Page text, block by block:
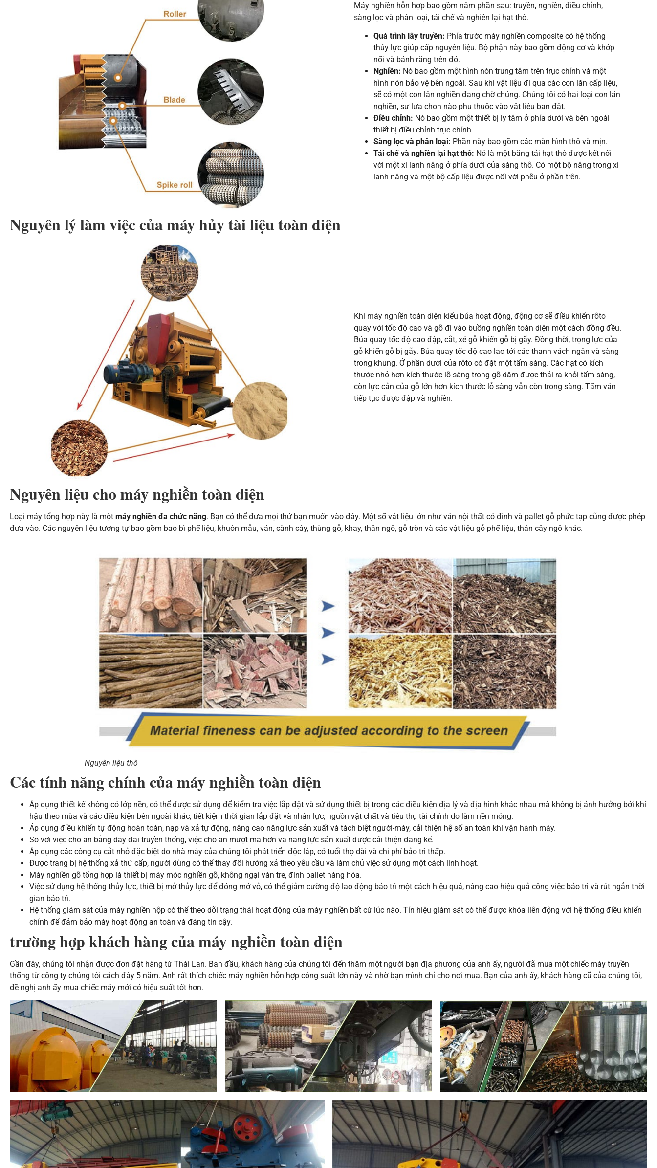
Máy nghiền hỗn hợp bao gồm năm phần sau: truyền, nghiền, điều chỉnh,
sàng lọc và phân loại, tái chế và nghiền lại hạt thô.
Quá trình lây truyền: Phía trước máy nghiền composite có hệ thống
thủy lực giúp cấp nguyên liệu. Bộ phận này bao gồm động cơ và khớp
nối và bánh răng trên đó.
Nghiền: Nó bao gồm một hình nón trung tâm trên trục chính và một
hình nón bảo vệ bên ngoài. Sau khi vật liệu đi qua các con lăn cấp liệu,
sẽ có một con lăn nghiền đang chờ chúng. Chúng tôi có hai loại con lăn
nghiền, sự lựa chọn nào phụ thuộc vào vật liệu bạn đặt.
Điều chỉnh: Nó bao gồm một thiết bị ly tâm ở phía dưới và bên ngoài
thiết bị điều chỉnh trục chính.
Sàng lọc và phân loại: Phần này bao gồm các màn hình thô và mịn.
Tái chế và nghiền lại hạt thô: Nó là một băng tải hạt thô được kết nối
với một xi lanh nâng ở phía dưới của sàng thô. Có một bộ nâng trong xi
lanh nâng và một bộ cấp liệu được nối với phễu ở phần trên.
Nguyên lý làm việc của máy hủy tài liệu toàn diện
Khi máy nghiền toàn diện kiểu búa hoạt động, động cơ sẽ điều khiển rôto
quay với tốc độ cao và gỗ đi vào buồng nghiền toàn diện một cách đồng đều.
Búa quay tốc độ cao đập, cắt, xé gỗ khiến gỗ bị gãy. Đồng thời, trọng lực của
gỗ khiến gỗ bị gãy. Búa quay tốc độ cao lao tới các thanh vách ngăn và sàng
trong khung. Ở phần dưới của rôto có đặt một tấm sàng. Các hạt có kích
thước nhỏ hơn kích thước lỗ sàng trong gỗ dăm được thải ra khỏi tấm sàng,
còn lực cản của gỗ lớn hơn kích thước lỗ sàng vẫn còn trong sàng. Tấm ván
tiếp tục được đập và nghiền.
Nguyên liệu cho máy nghiền toàn diện
Loại máy tổng hợp này là một máy nghiền đa chức năng. Bạn có thể đưa mọi thứ bạn muốn vào đây. Một số vật liệu lớn như ván nội thất có đinh và pallet gỗ phức tạp cũng được phép
đưa vào. Các nguyên liệu tương tự bao gồm bao bì phế liệu, khuôn mẫu, ván, cành cây, thùng gỗ, khay, thân ngô, gỗ tròn và các vật liệu gỗ phế liệu, thân cây ngô khác.
Nguyên liệu thô
Các tính năng chính của máy nghiền toàn diện
Áp dụng thiết kế không có lớp nền, có thể được sử dụng để kiểm tra việc lắp đặt và sử dụng thiết bị trong các điều kiện địa lý và địa hình khác nhau mà không bị ảnh hưởng bởi khí
hậu theo mùa và các điều kiện bên ngoài khác, tiết kiệm thời gian lắp đặt và nhân lực, nguồn vật chất và tiêu thụ tài chính do làm nền móng.
Áp dụng điều khiển tự động hoàn toàn, nạp và xả tự động, nâng cao năng lực sản xuất và tách biệt người-máy, cải thiện hệ số an toàn khi vận hành máy.
So với việc cho ăn bằng dây đai truyền thống, việc cho ăn mượt mà hơn và năng lực sản xuất được cải thiện đáng kể.
Áp dụng các công cụ cắt nhỏ đặc biệt do nhà máy của chúng tôi phát triển độc lập, có tuổi thọ dài và chi phí bảo trì thấp.
Được trang bị hệ thống xả thứ cấp, người dùng có thể thay đổi hướng xả theo yêu cầu và làm chủ việc sử dụng một cách linh hoạt.
Máy nghiền gỗ tổng hợp là thiết bị máy móc nghiền gỗ, không ngại ván tre, đinh pallet hàng hóa.
Việc sử dụng hệ thống thủy lực, thiết bị mở thủy lực để đóng mở vỏ, có thể giảm cường độ lao động bảo trì một cách hiệu quả, nâng cao hiệu quả công việc bảo trì và rút ngắn thời
gian bảo trì.
Hệ thống giám sát của máy nghiền hộp có thể theo dõi trạng thái hoạt động của máy nghiền bất cứ lúc nào. Tín hiệu giám sát có thể được khóa liên động với hệ thống điều khiển
chính để đảm bảo máy hoạt động an toàn và đáng tin cậy.
trường hợp khách hàngcủa máy nghiền toàn diện
Gần đây, chúng tôi nhận được đơn đặt hàng từ Thái Lan. Ban đầu, khách hàng của chúng tôi đến thăm một người bạn địa phương của anh ấy, người đã mua một chiếc máy truyền
thống từ công ty chúng tôi cách đây 5 năm. Anh rất thích chiếc máy nghiền hỗn hợp công suất lớn này và nhờ bạn mình chỉ cho nơi mua. Bạn của anh ấy, khách hàng cũ của chúng tôi,
đề nghị anh ấy mua chiếc máy mới có hiệu suất tốt hơn.